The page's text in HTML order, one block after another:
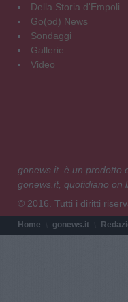
Della Storia d'Empoli
Go(od) News
Sondaggi
Gallerie
Video
gonews.it è un prodotto
gonews.it, quotidiano on
© 2016. Tutti i diritti
Home gonews.it